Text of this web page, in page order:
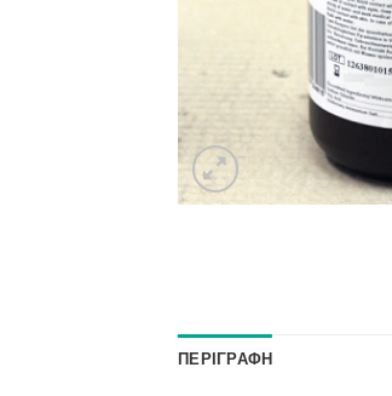
ΠΕΡΙΓΡΑΦΉ